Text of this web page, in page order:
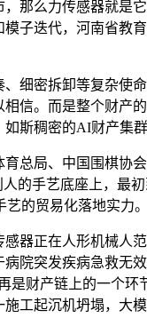
那么力传感器就是
模子迭代，河南省教
密拆卸等复杂使命
信。而是整个财产
斯稠密的AI财产集
局、中国围棋协会
的手艺底座上，最初
艺的贸易化落地实力。
正在人形机械人范
院突发疾病急救无
是财产链上的一个
工起沉机坍塌，大模